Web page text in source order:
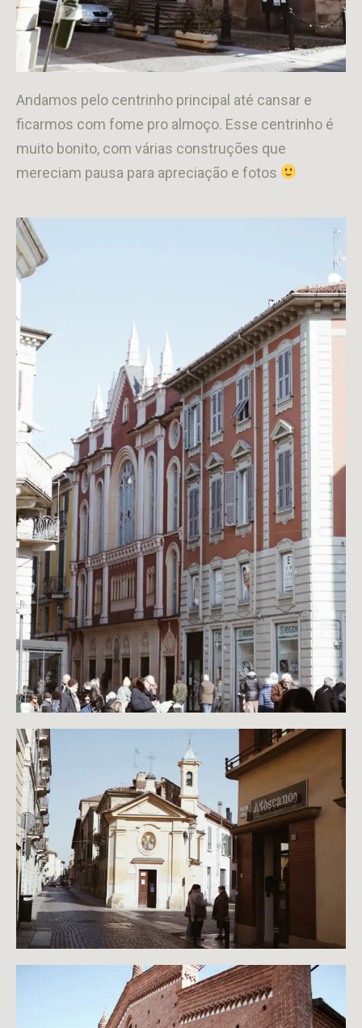
Andamos pelo centrinho principal até cansar e
ficarmos com fome pro almoço. Esse centrinho é
muito bonito, com várias construções que
mereciam pausa para apreciação e fotos